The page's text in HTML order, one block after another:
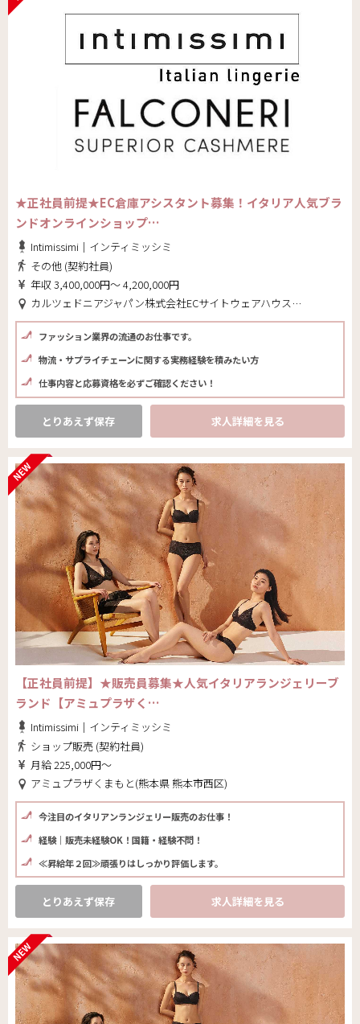
★正社員前提★EC倉庫アシスタント募集！イタリア人気ブラ
ンドオンラインショップ…
Intimissimi｜インティミッシミ
その他 (契約社員)
年収 3,400,000円～ 4,200,000円
カルツェドニアジャパン株式会社ECサイトウェアハウス(東京都 大田区)
ファッション業界の流通のお仕事です。
物流・サプライチェーンに関する実務経験を積みたい方
仕事内容と応募資格を必ずご確認ください！
とりあえず保存 求人詳細を見る
【正社員前提】★販売員募集★人気イタリアランジェリーブ
ランド【アミュプラザく…
Intimissimi｜インティミッシミ
ショップ販売 (契約社員)
月給 225,000円～
アミュプラザくまもと(熊本県 熊本市西区)
今注目のイタリアンランジェリー販売のお仕事！
経験｜販売未経験OK！国籍・経験不問！
≪昇給年２回≫頑張りはしっかり評価します。
とりあえず保存 求人詳細を見る